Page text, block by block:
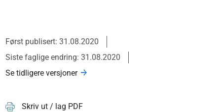
Først publisert: 31.08.2020
Siste faglige endring: 31.08.2020
Se tidligere versjoner
Skriv ut / lag PDF